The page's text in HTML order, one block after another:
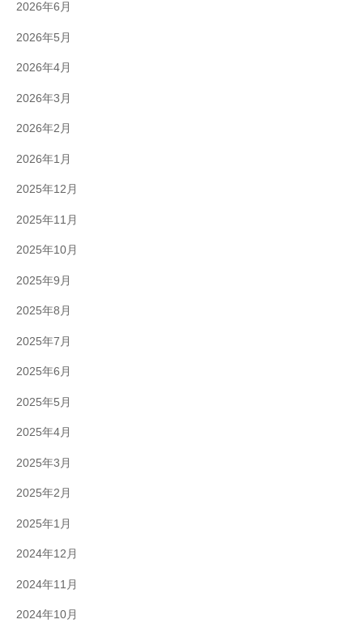
2026年6月
2026年5月
2026年4月
2026年3月
2026年2月
2026年1月
2025年12月
2025年11月
2025年10月
2025年9月
2025年8月
2025年7月
2025年6月
2025年5月
2025年4月
2025年3月
2025年2月
2025年1月
2024年12月
2024年11月
2024年10月